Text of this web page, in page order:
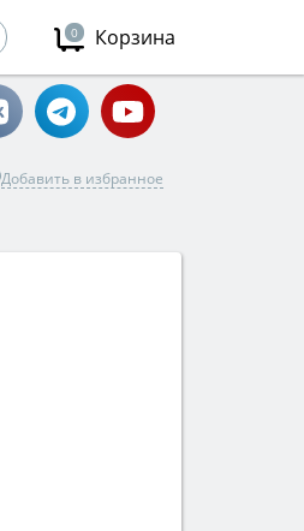
0 Корзина
Добавить в избранное